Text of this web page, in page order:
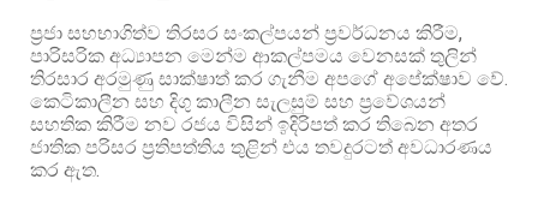
ප්‍රජා සහභාගිත්ව තිරසර සංකල්පයන් ප්‍රවර්ධනය කිරීම,
පාරිසරික අධ්‍යාපන මෙන්ම ආකල්පමය වෙනසක් තුලින්
තිරසාර අරමුණු සාක්ෂාත් කර ගැනීම අපගේ අපේක්ෂාව වේ.
කෙටිකාලීන සහ දිගු කාලීන සැලසුම් සහ ප්‍රවේශයන්
සහතික කිරීම නව රජය විසින් ඉදිරිපත් කර තිබෙන අතර
ජාතික පරිසර ප්‍රතිපත්තිය තුළින් එය තවදුරටත් අවධාරණය
කර ඇත.